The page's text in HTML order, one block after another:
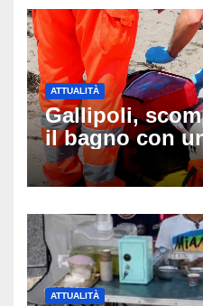
ATTUALITÀ
Gallipoli,
il bagno con
a 19 anni
disperati
ATTUALITÀ